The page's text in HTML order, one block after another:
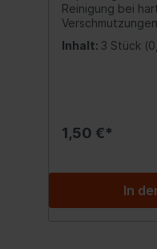
Reinigung bei
Verschmutzungen. zur Reinigung
Küchengeräten mit
Inhalt: 3 Stück
1,50 €*
In